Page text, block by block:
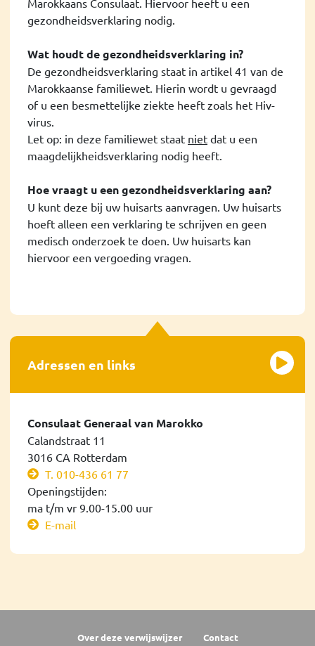
gezondheidsverklaring nodig.
Wat houdt de gezondheidsverklaring in?
De gezondheidsverklaring staat in artikel 41 van de
Marokkaanse familiewet. Hierin wordt u gevraagd
of u een besmettelijke ziekte heeft zoals het Hiv-
virus.
Let op: in deze familiewet staat niet dat u een
maagdelijkheidsverklaring nodig heeft.
Hoe vraagt u een gezondheidsverklaring aan?
U kunt deze bij uw huisarts aanvragen. Uw huisarts
hoeft alleen een verklaring te schrijven en geen
medisch onderzoek te doen. Uw huisarts kan
hiervoor een vergoeding vragen.
Adressen en links
Consulaat Generaalvan Marokko
Calandstraat 11
3016 CA Rotterdam
T. 010-436 61 77
Openingstijden:
ma t/m vr 9.00-15.00 uur
E-mail
Over deze verwijswijzer Contact